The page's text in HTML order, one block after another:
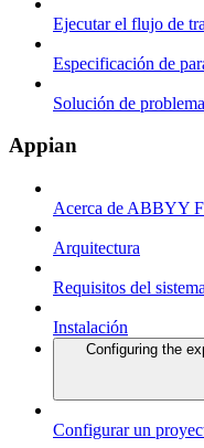
Ejecutar el flujo de
Especificación de
Solución de
Appian
Acerca de ABBYY
Arquitectura
Requisitos del sistema
Instalación
Configuring the
Configurar un